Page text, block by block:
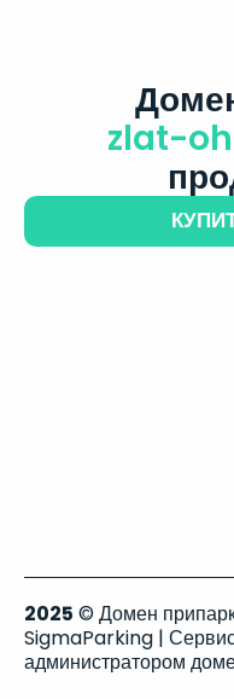
zlat-
2025 © Домен
SigmaParking |
администратором